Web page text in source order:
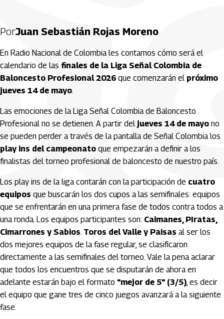
PorJuan Sebastián Rojas Moreno
En Radio Nacional de Colombia les contamos cómo será el
calendario de las finales de la Liga Señal Colombia de
Baloncesto Profesional 2026 que comenzarán el próximo
jueves 14 de mayo.
Las emociones de la Liga Señal Colombia de Baloncesto
Profesional no se detienen. A partir del jueves 14 de mayo no
se pueden perder a través de la pantalla de Señal Colombia los
play ins del campeonato que empezarán a definir a los
finalistas del torneo profesional de baloncesto de nuestro país.
Los play ins de la liga contarán con la participación de cuatro
equipos que buscarán los dos cupos a las semifinales: equipos
que se enfrentarán en una primera fase de todos contra todos a
una ronda. Los equipos participantes son: Caimanes, PIratas,
Cimarrones y Sabios. Toros del Valle y Paisas al ser los
dos mejores equipos de la fase regular, se clasificaron
directamente a las semifinales del torneo. Vale la pena aclarar
que todos los encuentros que se disputarán de ahora en
adelante estarán bajo el formato "mejor de 5" (3/5), es decir
el equipo que gane tres de cinco juegos avanzará a la siguiente
fase.